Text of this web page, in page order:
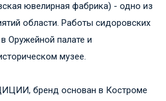
ювелирная фабрика) - одно из
области. Работы сидоровских
Оружейной палате и
музее.
бренд основан в Костроме